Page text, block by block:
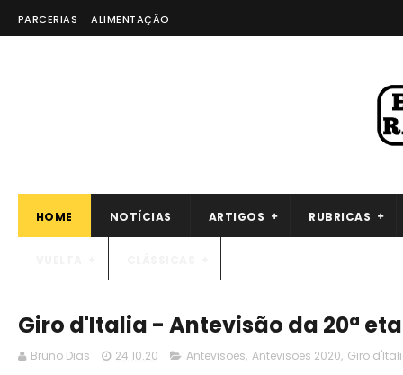
PARCERIAS ALIMENTAÇÃO
HOME NOTÍCIAS ARTIGOS RUBRICAS
Giro d'Italia - Antevisão da 20ª
Bruno Dias 24.10.20 Antevisões, Antevisões 2020, Giro